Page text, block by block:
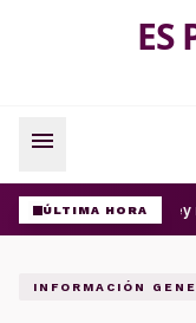
ES
menu
ÚLTIMA HORA La
INFORMACIÓN